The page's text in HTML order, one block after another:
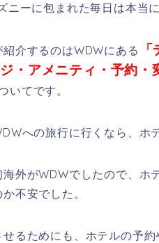
ニーに包まれた毎日は本当
介するのはWDWにある
・アメニティ・予約
いてです。
への旅行に行くなら、ホ
外がWDWでしたので、ホ
不安でした。
るためにも、ホテルの予